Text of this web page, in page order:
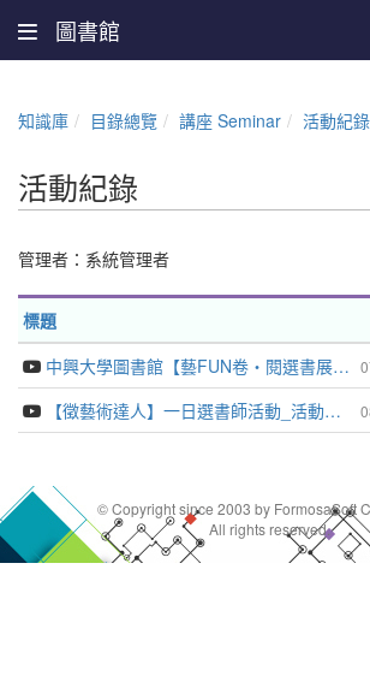
圖書館
知識庫 目錄總覽 講座 Seminar 活動紀錄
活動紀錄
管理者： 系統管理者
標題
中興大學圖書館【藝FUN卷‧閱選書展】系列活動精華
【徵藝術達人】一日選書師活動_活動精華
© Copyright since 2003 by FormosaSoft
All rights reserved.